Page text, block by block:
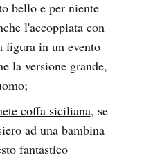
bello e per niente
l'accoppiata con
figura in un evento
la versione grande,
coffa siciliana, se
ad una bambina
fantastico